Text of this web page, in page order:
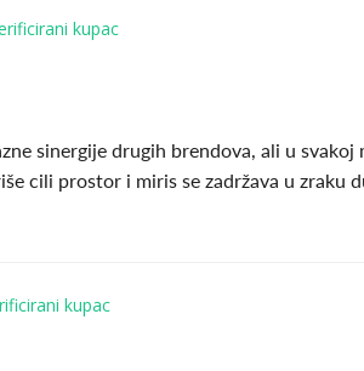
sinergije drugih brendova, ali u
cili prostor i miris se zadržava u zraku